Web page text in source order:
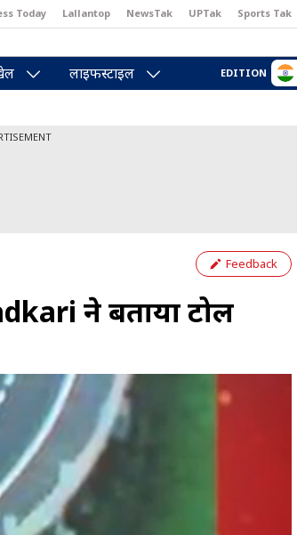
Today Lallantop NewsTak UPTak Sports Tak
लाइफस्टाइल EDITION
Feedback
ने बताया टोल